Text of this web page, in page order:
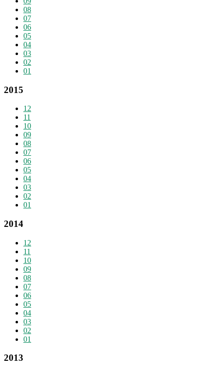
08
07
06
05
04
03
02
01
2015
12
11
10
09
08
07
06
05
04
03
02
01
2014
12
11
10
09
08
07
06
05
04
03
02
01
2013